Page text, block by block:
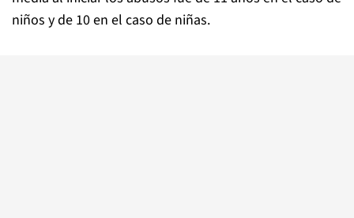
niños y de 10 en el caso de niñas.